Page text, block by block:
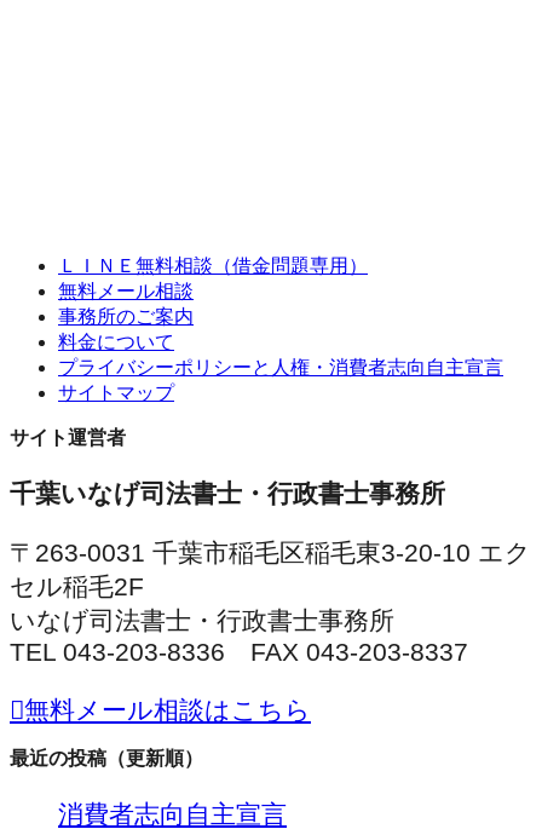
ＬＩＮＥ無料相談（借金問題専用）
無料メール相談
事務所のご案内
料金について
プライバシーポリシーと人権・消費者志向自主宣言
サイトマップ
サイト運営者
千葉いなげ司法書士・行政書士事務所
〒263-0031 千葉市稲毛区稲毛東3-20-10 エク
セル稲毛2F
いなげ司法書士・行政書士事務所
TEL 043-203-8336 FAX 043-203-8337
無料メール相談はこちら
最近の投稿（更新順）
消費者志向自主宣言